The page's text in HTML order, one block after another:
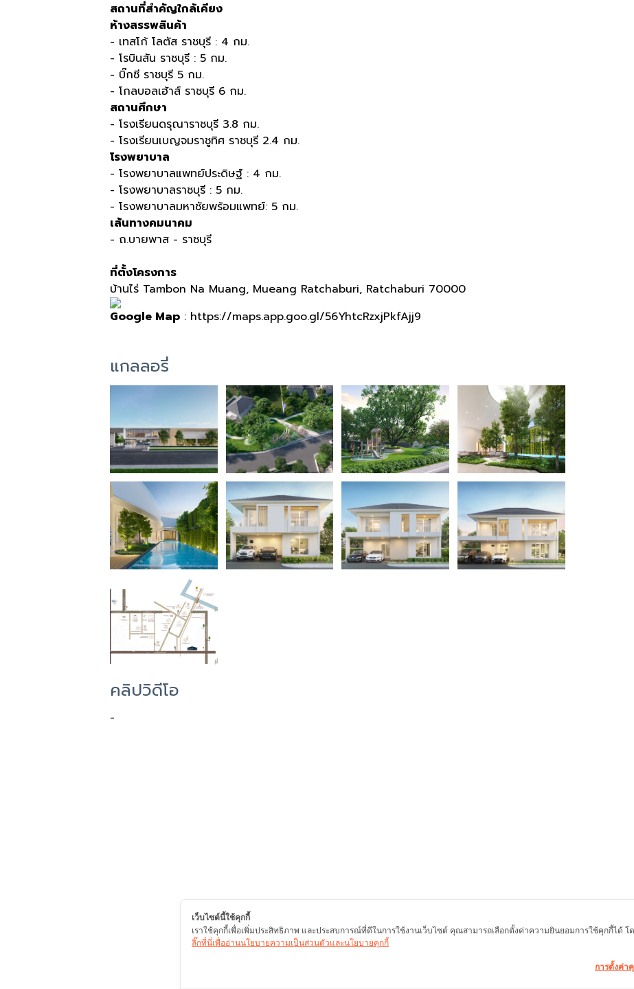
สถานที่สำคัญใกล้เคียง
ห้างสรรพสินค้า
- เทสโก้ โลตัส ราชบุรี : 4 กม.
- โรบินสัน ราชบุรี : 5 กม.
- บิ๊กซี ราชบุรี 5 กม.
- โกลบอลเฮ้าส์ ราชบุรี 6 กม.
สถานศึกษา
- โรงเรียนดรุณาราชบุรี 3.8 กม.
- โรงเรียนเบญจมราชูทิศ ราชบุรี 2.4 กม.
โรงพยาบาล
- โรงพยาบาลแพทย์ประดิษฐ์ : 4 กม.
- โรงพยาบาลราชบุรี : 5 กม.
- โรงพยาบาลมหาชัยพร้อมแพทย์: 5 กม.
เส้นทางคมนาคม
- ถ.บายพาส - ราชบุรี
ที่ตั้งโครงการ
บ้านไร่ Tambon Na Muang, Mueang Ratchaburi, Ratchaburi 70000
Google Map : https://maps.app.goo.gl/56YhtcRzxjPkfAjj9
แกลลอรี่
คลิปวิดีโอ
-
เว็บไซต์นี้ใช้คุกกี้
เราใช้คุกกี้เพื่อเพิ่มประสิทธิภาพ และประสบการณ์ที่ดีในการใช้งานเว็บไซต์ คุณสามารถเลือกตั้งค่าความยินยอมการใช้คุกกี้ได้ โ
ลิ๊กที่นี่เพื่ออ่านนโยบายความเป็นส่วนตัวและนโยบายคุกกี้
การตั้งค่า